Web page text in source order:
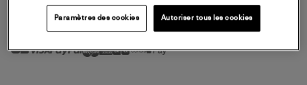
MODE DE PAIEMENT
Paramètres des cookies Autoriser tous les cookies